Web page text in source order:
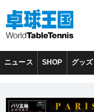
ニュース SHOP グッズ